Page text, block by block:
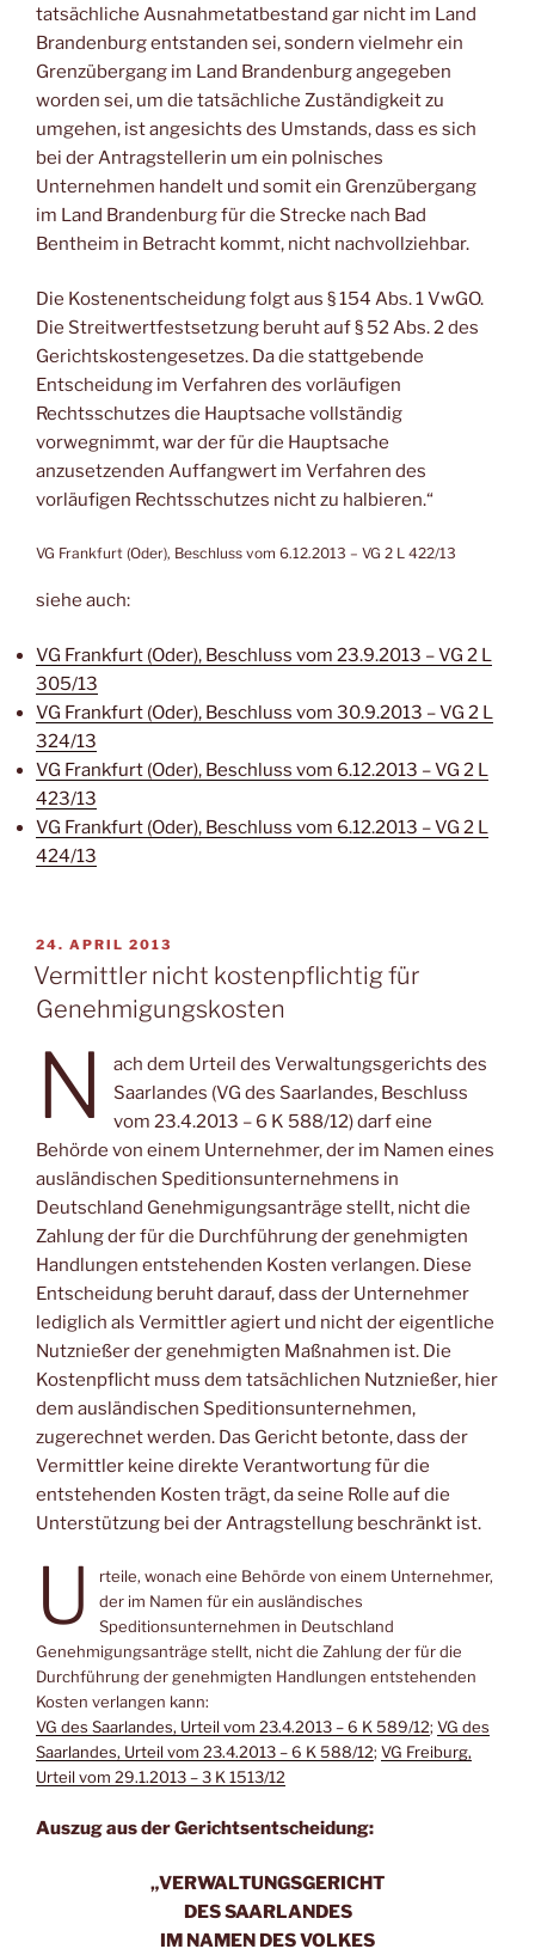
tatsächliche Ausnahmetatbestand gar nicht im Land
Brandenburg entstanden sei, sondern vielmehr ein
Grenzübergang im Land Brandenburg angegeben
worden sei, um die tatsächliche Zuständigkeit zu
umgehen, ist angesichts des Umstands, dass es sich
bei der Antragstellerin um ein polnisches
Unternehmen handelt und somit ein Grenzübergang
im Land Brandenburg für die Strecke nach Bad
Bentheim in Betracht kommt, nicht nachvollziehbar.
Die Kostenentscheidung folgt aus § 154 Abs. 1 VwGO.
Die Streitwertfestsetzung beruht auf § 52 Abs. 2 des
Gerichtskostengesetzes. Da die stattgebende
Entscheidung im Verfahren des vorläufigen
Rechtsschutzes die Hauptsache vollständig
vorwegnimmt, war der für die Hauptsache
anzusetzenden Auffangwert im Verfahren des
vorläufigen Rechtsschutzes nicht zu halbieren.“
VG Frankfurt (Oder), Beschluss vom 6.12.2013 – VG 2 L 422/13
siehe auch:
VG Frankfurt (Oder), Beschluss vom 23.9.2013 – VG 2 L
305/13
VG Frankfurt (Oder), Beschluss vom 30.9.2013 – VG 2 L
324/13
VG Frankfurt (Oder), Beschluss vom 6.12.2013 – VG 2 L
423/13
VG Frankfurt (Oder), Beschluss vom 6.12.2013 – VG 2 L
424/13
VERÖFFENTLICHT
AM
24. APRIL 2013
Vermittler nicht kostenpflichtig für
Genehmigungskosten
N
ach dem Urteil des Verwaltungsgerichts des
Saarlandes (VG des Saarlandes, Beschluss
vom 23.4.2013 – 6 K 588/12) darf eine
Behörde von einem Unternehmer, der im Namen eines
ausländischen Speditionsunternehmens in
Deutschland Genehmigungsanträge stellt, nicht die
Zahlung der für die Durchführung der genehmigten
Handlungen entstehenden Kosten verlangen. Diese
Entscheidung beruht darauf, dass der Unternehmer
lediglich als Vermittler agiert und nicht der eigentliche
Nutznießer der genehmigten Maßnahmen ist. Die
Kostenpflicht muss dem tatsächlichen Nutznießer, hier
dem ausländischen Speditionsunternehmen,
zugerechnet werden. Das Gericht betonte, dass der
Vermittler keine direkte Verantwortung für die
entstehenden Kosten trägt, da seine Rolle auf die
Unterstützung bei der Antragstellung beschränkt ist.
U
rteile, wonach eine Behörde von einem Unternehmer,
der im Namen für ein ausländisches
Speditionsunternehmen in Deutschland
Genehmigungsanträge stellt, nicht die Zahlung der für die
Durchführung der genehmigten Handlungen entstehenden
Kosten verlangen kann:
VG des Saarlandes, Urteil vom 23.4.2013 – 6 K 589/12; VG des
Saarlandes, Urteil vom 23.4.2013 – 6 K 588/12; VG Freiburg,
Urteil vom 29.1.2013 – 3 K 1513/12
Auszug aus der Gerichtsentscheidung:
„VERWALTUNGSGERICHT
DES SAARLANDES
IM NAMEN DES VOLKES